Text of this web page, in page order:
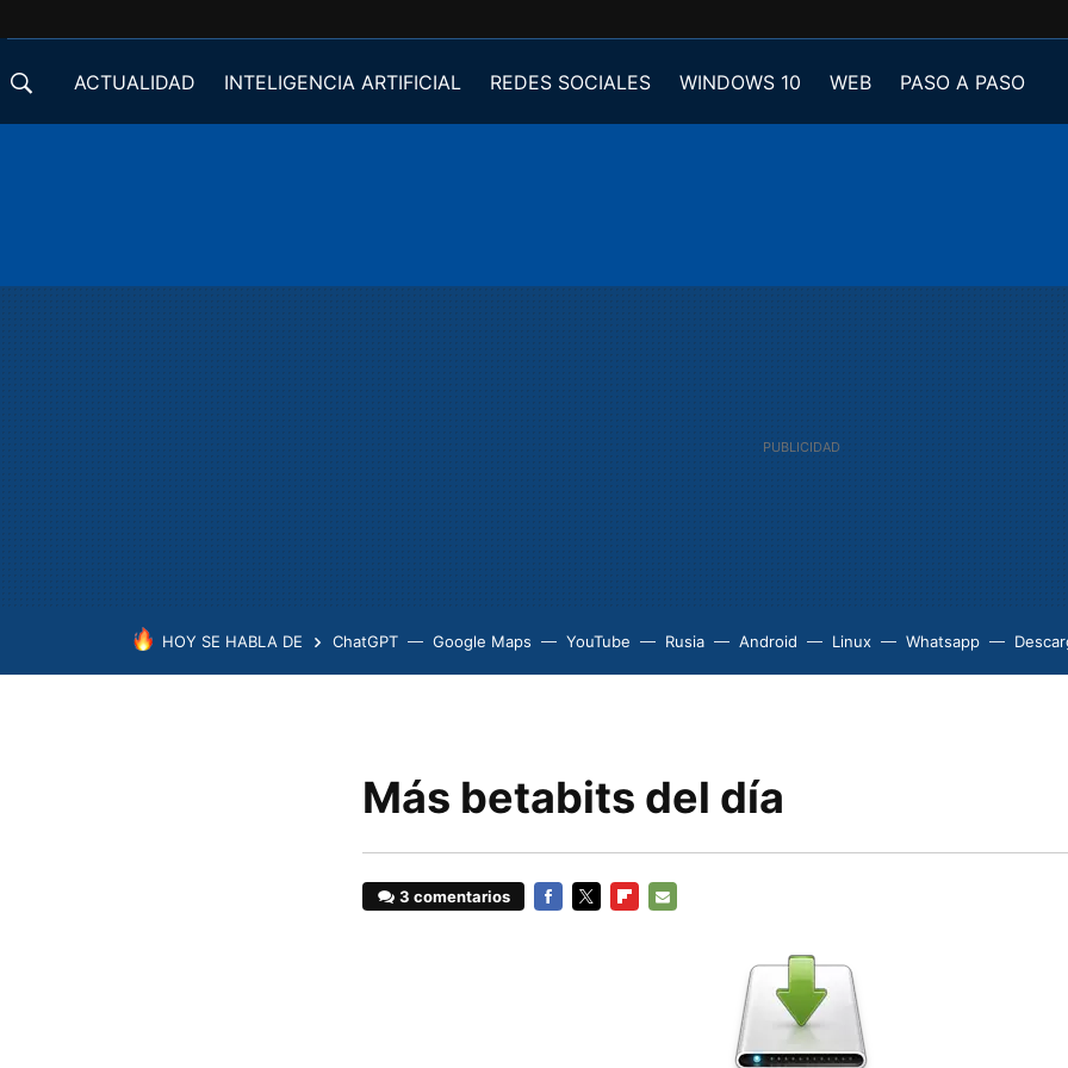
ACTUALIDAD INTELIGENCIA ARTIFICIAL REDES SOCIALES WINDOWS 10 WEB
PASO A PASO
HOY SE HABLA DE ChatGPT Google Maps YouTube Rusia Android Linux Whatsapp
Más betabits del día
3 comentarios